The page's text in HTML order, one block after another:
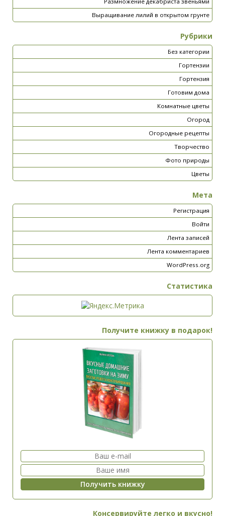
Выращивание лилий в открытом грунте
Рубрики
Без категории
Гортензии
Гортензия
Готовим дома
Комнатные цветы
Огород
Огородные рецепты
Творчество
Фото природы
Цветы
Мета
Регистрация
Войти
Лента записей
Лента комментариев
WordPress.org
Статистика
Получите книжку в подарок!
Консервируйте легко и вкусно!